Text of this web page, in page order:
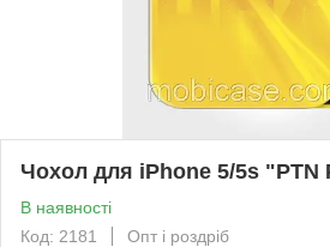
Чохол для iPhone 5/5s "PTN
В наявності
Код: 2181
Опт і роздріб